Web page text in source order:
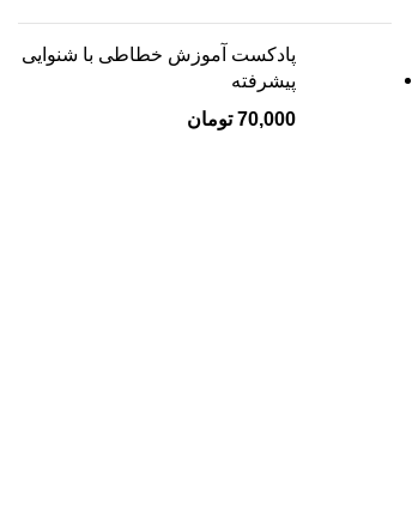
پادکست آموزش خطاطی با شنوایی
پیشرفته
70,000 تومان